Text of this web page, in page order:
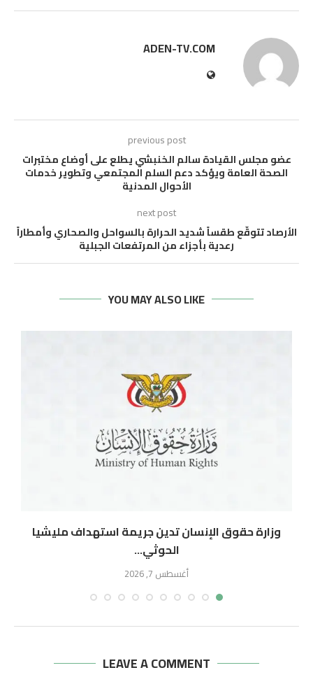
ADEN-TV.COM
previous post
عضو مجلس القيادة سالم الخنبشي يطلع على أوضاع مختبرات
الصحة العامة ويؤكد دعم السلم المجتمعي وتطوير خدمات
الأحوال المدنية
next post
الأرصاد تتوقّع طقساً شديد الحرارة بالسواحل والصحاري وأمطاراً
رعدية بأجزاء من المرتفعات الجبلية
YOU MAY ALSO LIKE
وزارة حقوق الإنسان تدين جريمة استهداف مليشيا
الحوثي...
أغسطس 7, 2026
LEAVE A COMMENT